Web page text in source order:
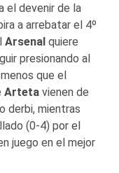
el devenir de la
a arrebatar el 4º
Arsenal quiere
presionando al
que el
Arteta vienen de
derbi, mientras
(0-4) por el
juego en el mejor